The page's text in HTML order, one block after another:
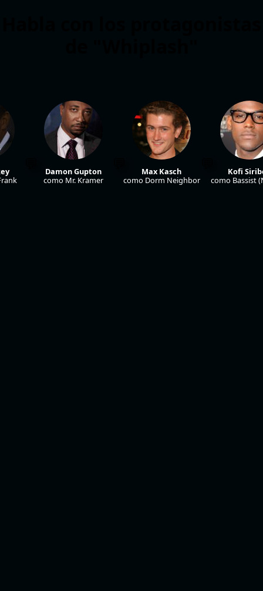
Damon Gupton
como Mr. Kramer
Max Kasch
como Dorm Neighbor
Kofi
como Bassist